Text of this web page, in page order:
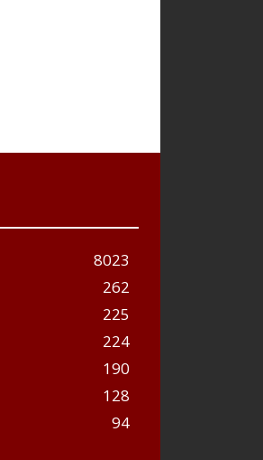
8023
262
225
224
190
128
94